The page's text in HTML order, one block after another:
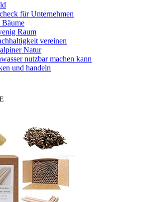
für Unternehmen
Raum
vereinen
Natur
nutzbar machen kann
und handeln